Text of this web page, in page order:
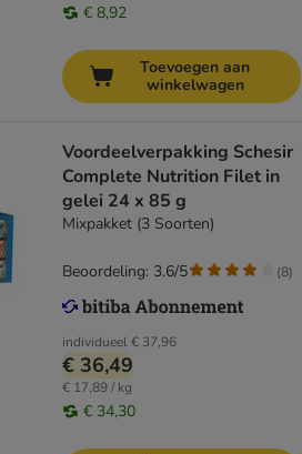
€ 8,92
Toevoegen aan
winkelwagen
Voordeelverpakking Schesir
Complete Nutrition Filet in
gelei 24 x 85 g
Mixpakket (3 Soorten)
individueel€ 37,96
€ 36,49
€ 17,89 / kg
€ 34,30
Beoordeling: 3.6/5 (8)